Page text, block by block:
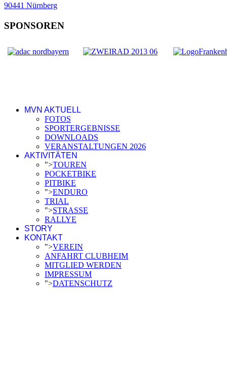
90441 Nürnberg
SPONSOREN
MVN AKTUELL
FOTOS
SPORTERGEBNISSE
DOWNLOADS
VERANSTALTUNGEN 2026
AKTIVITÄTEN
">TOUREN
POCKETBIKE
PITBIKE
">ENDURO
TRIAL
">STRASSE
RALLYE
STORY
KONTAKT
">VEREIN
ANFAHRT CLUBHEIM
MITGLIED WERDEN
IMPRESSUM
">DATENSCHUTZ